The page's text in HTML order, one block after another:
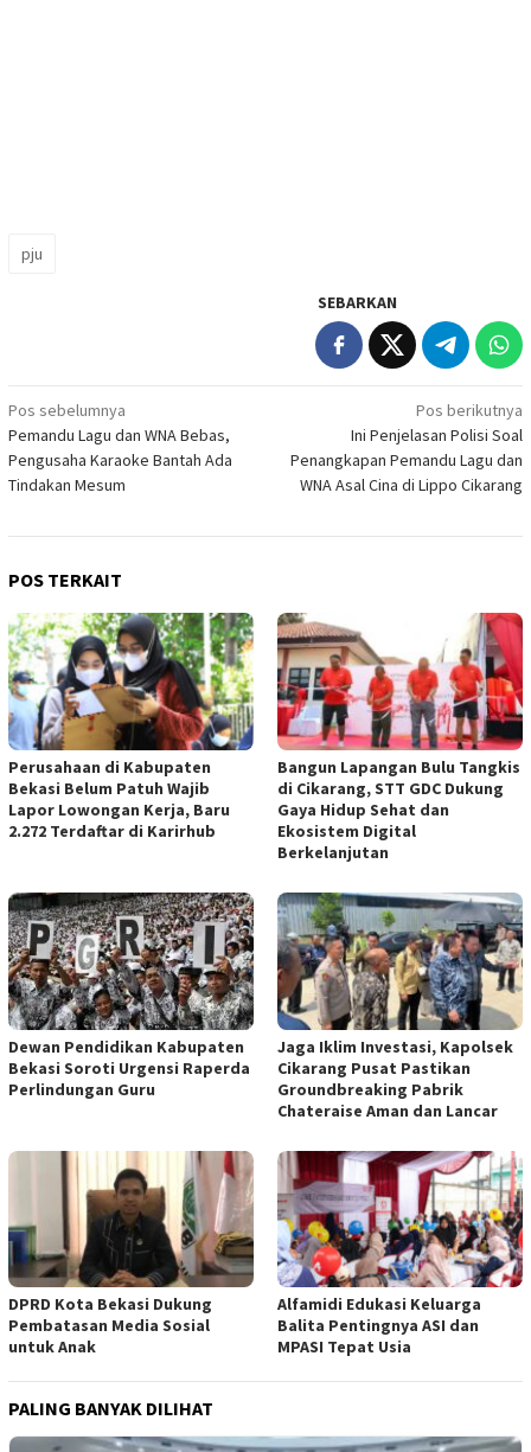
pju
SEBARKAN
Navigasi
pos
Pos sebelumnya
Pemandu Lagu dan WNA Bebas,
Pengusaha Karaoke Bantah Ada
Tindakan Mesum
Pos berikutnya
Ini Penjelasan Polisi Soal
Penangkapan Pemandu Lagu dan
WNA Asal Cina di Lippo Cikarang
POS TERKAIT
Perusahaan di Kabupaten
Bekasi Belum Patuh Wajib
Lapor Lowongan Kerja, Baru
2.272 Terdaftar di Karirhub
Bangun Lapangan Bulu Tangkis
di Cikarang, STT GDC Dukung
Gaya Hidup Sehat dan
Ekosistem Digital
Berkelanjutan
Dewan Pendidikan Kabupaten
Bekasi Soroti Urgensi Raperda
Perlindungan Guru
Jaga Iklim Investasi, Kapolsek
Cikarang Pusat Pastikan
Groundbreaking Pabrik
Chateraise Aman dan Lancar
DPRD Kota Bekasi Dukung
Pembatasan Media Sosial
untuk Anak
Alfamidi Edukasi Keluarga
Balita Pentingnya ASI dan
MPASI Tepat Usia
PALING BANYAK DILIHAT